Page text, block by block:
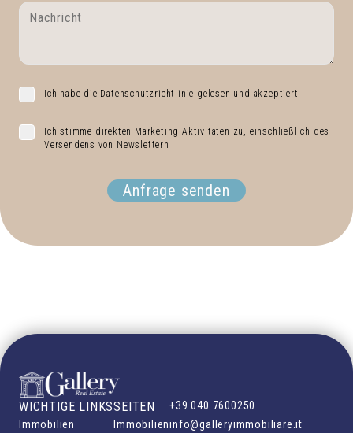
Ich habe die Datenschutzrichtlinie gelesen und akzeptiert
Ich stimme direkten Marketing-Aktivitäten zu, einschließlich des
Versendens von Newslettern
Anfrage senden
WICHTIGE LINKS
Immobilien
SEITEN
Immobilien
+39 040 7600250
info@galleryimmobiliare.it